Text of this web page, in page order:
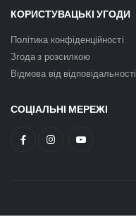
КОРИСТУВАЦЬКІ УГОДИ
Політика конфіденційності
Згода з розсилкою
Відмова від відповідальності
СОЦІАЛЬНІ МЕРЕЖІ